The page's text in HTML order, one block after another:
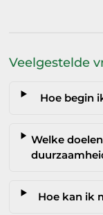
Veelgestelde
Hoe begin
Welke
Hoe kan ik